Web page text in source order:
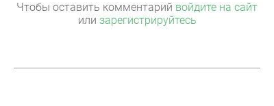
Чтобы оставить комментарий войдите на сайт
или зарегистрируйтесь